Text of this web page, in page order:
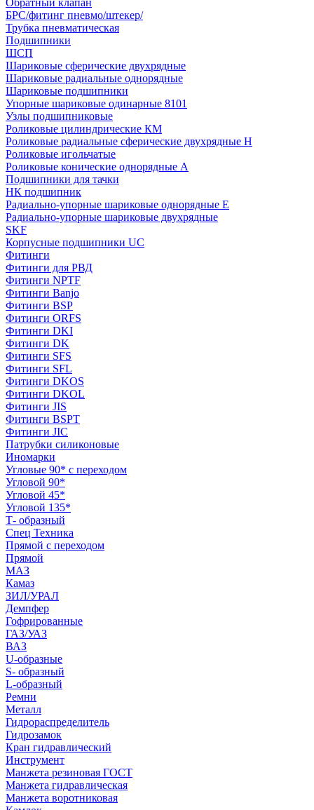
БРС/фитинг пневмо/штекер/
Трубка пневматическая
Подшипники
ШСП
Шариковые сферические двухрядные
Шариковые радиальные однорядные
Шариковые подшипники
Упорные шариковые одинарные 8101
Узлы подшипниковые
Роликовые цилиндрические КМ
Роликовые радиальные сферические двухрядные H
Роликовые игольчатые
Роликовые конические однорядные А
Подшипники для тачки
НК подшипник
Радиально-упорные шариковые однорядные Е
Радиально-упорные шариковые двухрядные
SKF
Корпусные подшипники UC
Фитинги
Фитинги для РВД
Фитинги NPTF
Фитинги Banjo
Фитинги BSP
Фитинги ORFS
Фитинги DKI
Фитинги DK
Фитинги SFS
Фитинги SFL
Фитинги DKOS
Фитинги DKOL
Фитинги JIS
Фитинги BSPT
Фитинги JIC
Патрубки силиконовые
Иномарки
Угловые 90* с переходом
Угловой 90*
Угловой 45*
Угловой 135*
Т- образный
Спец Техника
Прямой с переходом
Прямой
МАЗ
Камаз
ЗИЛ/УРАЛ
Демпфер
Гофрированные
ГАЗ/УАЗ
ВАЗ
U-образные
S- образный
L-образный
Ремни
Металл
Гидрораспределитель
Гидрозамок
Кран гидравлический
Инструмент
Манжета резиновая ГОСТ
Манжета гидравлическая
Манжета воротниковая